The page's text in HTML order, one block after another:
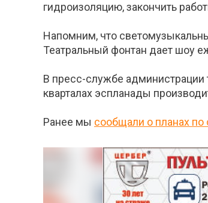
гидроизоляцию, закончить
Напомним, что
Театральный фонтан дает шоу
В пресс-службе администрации
кварталах эспланады
Ранее мы сообщали о планах